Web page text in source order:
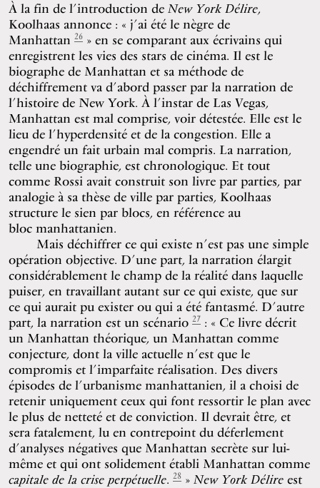
À la fin de l’introduction de New York Délire,
Koolhaas annonce : « j’ai été le nègre de
Manhattan 26» en se comparant aux écrivains qui
enregistrent les vies des stars de cinéma. Il est le
biographe de Manhattan et sa méthode de
déchiffrement va d’abord passer par la narration de
l’histoire de New York. À l’instar de Las Vegas,
Manhattan est mal comprise, voir détestée. Elle est le
lieu de l’hyperdensité et de la congestion. Elle a
engendré un fait urbain mal compris. La narration,
telle une biographie, est chronologique. Et tout
comme Rossi avait construit son livre par parties, par
analogie à sa thèse de ville par parties, Koolhaas
structure le sien par blocs, en référence au
bloc manhattanien.
Mais déchiffrer ce qui existe n’est pas une simple
opération objective. D’une part, la narration élargit
considérablement le champ de la réalité dans laquelle
puiser, en travaillant autant sur ce qui existe, que sur
ce qui aurait pu exister ou qui a été fantasmé. D’autre
part, la narration est un scénario 27: « Ce livre décrit
un Manhattan théorique, un Manhattan comme
conjecture, dont la ville actuelle n’est que le
compromis et l’imparfaite réalisation. Des divers
épisodes de l’urbanisme manhattanien, il a choisi de
retenir uniquement ceux qui font ressortir le plan avec
le plus de netteté et de conviction. Il devrait être, et
sera fatalement, lu en contrepoint du déferlement
d’analyses négatives que Manhattan secrète sur lui-
même et qui ont solidement établi Manhattan comme
capitale de la crise perpétuelle. 28» New York Délireest